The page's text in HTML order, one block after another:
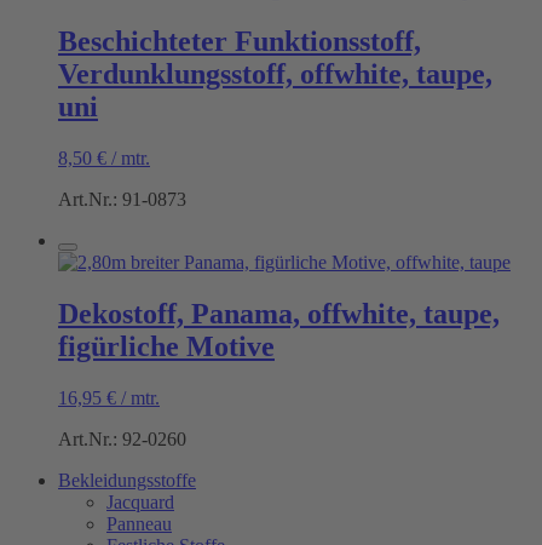
Beschichteter Funktionsstoff,
Verdunklungsstoff, offwhite, taupe,
uni
8,50 € / mtr.
Art.Nr.: 91-0873
Dekostoff, Panama, offwhite, taupe,
figürliche Motive
16,95 € / mtr.
Art.Nr.: 92-0260
Bekleidungsstoffe
Jacquard
Panneau